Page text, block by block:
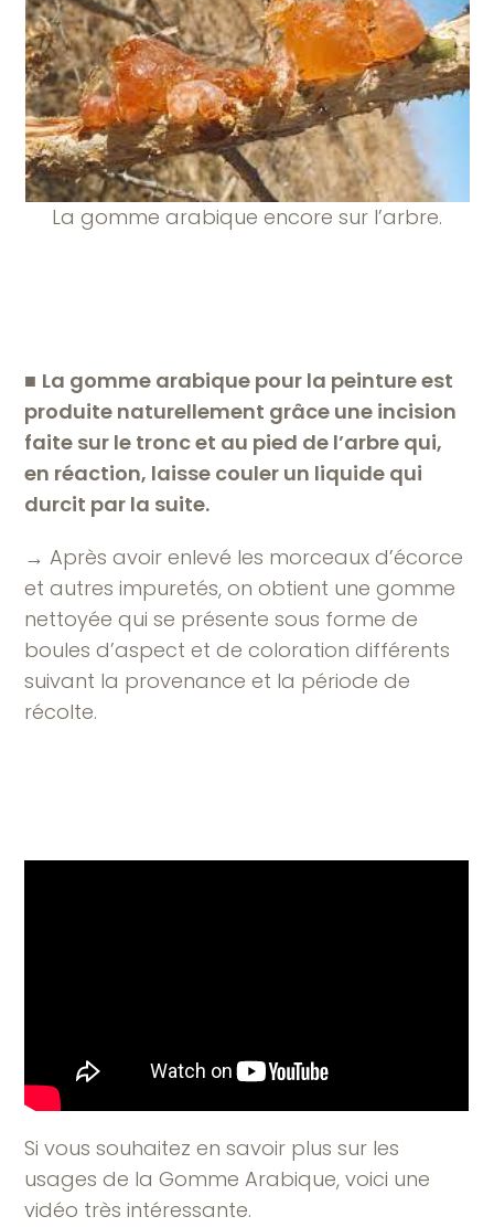
La gomme arabique encore sur l’arbre.
■ La gomme arabique pour la peinture est
produite naturellement grâce une incision
faite sur le tronc et au pied de l’arbre qui,
en réaction, laisse couler un liquide qui
durcit par la suite.
→ Après avoir enlevé les morceaux d’écorce
et autres impuretés, on obtient une gomme
nettoyée qui se présente sous forme de
boules d’aspect et de coloration différents
suivant la provenance et la période de
récolte.
Si vous souhaitez en savoir plus sur les
usages de la Gomme Arabique, voici une
vidéo très intéressante.